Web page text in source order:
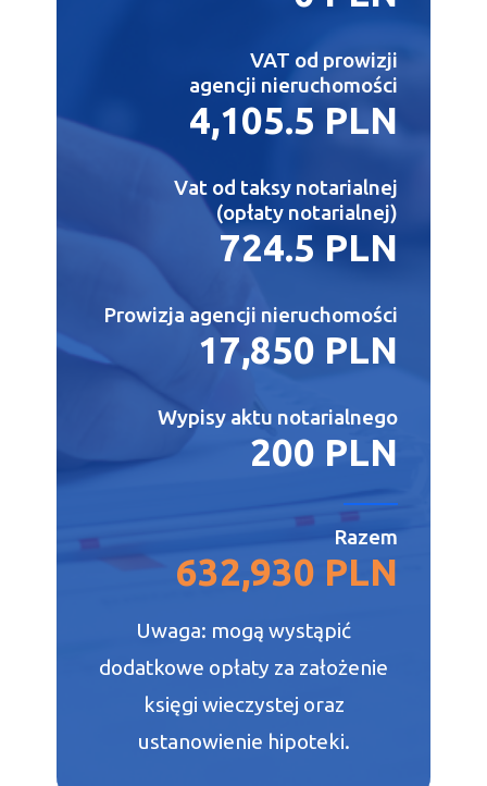
VAT od prowizji
agencji nieruchomości
4,105.5 PLN
Vat od taksy notarialnej
(opłaty notarialnej)
724.5 PLN
Prowizja agencji nieruchomości
17,850 PLN
Wypisy aktu notarialnego
200 PLN
Razem
632,930 PLN
Uwaga: mogą wystąpić
dodatkowe opłaty za założenie
księgi wieczystej oraz
ustanowienie hipoteki.